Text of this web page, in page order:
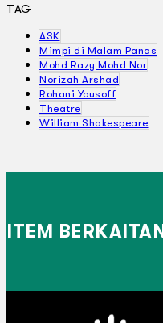
TAG
ASK
Mimpi di Malam Panas
Mohd Razy Mohd Nor
Norizah Arshad
Rohani Yousoff
Theatre
William Shakespeare
ITEM BERKAITAN